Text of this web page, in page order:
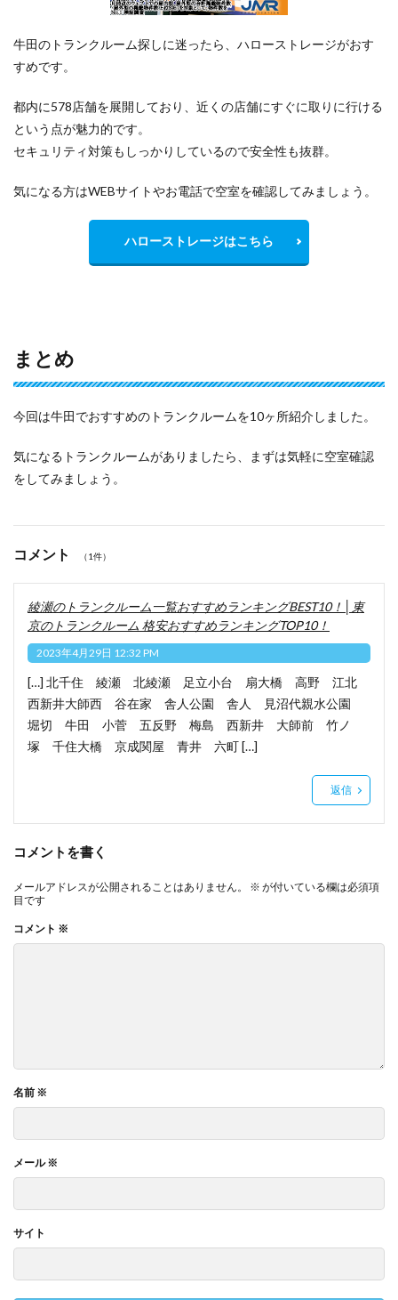
牛田のトランクルーム探しに迷ったら、ハローストレージがおす
すめです。
都内に578店舗を展開しており、近くの店舗にすぐに取りに行ける
という点が魅力的です。
セキュリティ対策もしっかりしているので安全性も抜群。
気になる方はWEBサイトやお電話で空室を確認してみましょう。
ハローストレージはこちら
まとめ
今回は牛田でおすすめのトランクルームを10ヶ所紹介しました。
気になるトランクルームがありましたら、まずは気軽に空室確認
をしてみましょう。
コメント （1件）
綾瀬のトランクルーム一覧おすすめランキングBEST10！│東
京のトランクルーム 格安おすすめランキングTOP10！
2023年4月29日 12:32 PM
[…] 北千住 綾瀬 北綾瀬 足立小台 扇大橋 高野 江北
西新井大師西 谷在家 舎人公園 舎人 見沼代親水公園
堀切 牛田 小菅 五反野 梅島 西新井 大師前 竹ノ
塚 千住大橋 京成関屋 青井 六町 […]
返信
コメントを書く
メールアドレスが公開されることはありません。 ※ が付いている欄は必須項
目です
コメント ※
名前 ※
メール※
サイト